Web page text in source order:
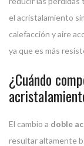
el acristalamiento
calefacción y aire
ya que es más
¿Cuándo
El cambio a doble
resultar altamente